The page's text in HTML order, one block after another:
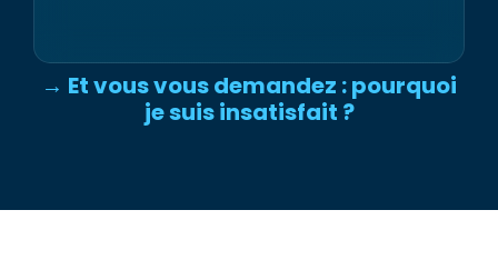
→ Et vous vous demandez : pourquoi
je suis insatisfait ?